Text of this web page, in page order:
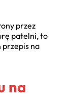
przez
patelni, to
przepis na
na